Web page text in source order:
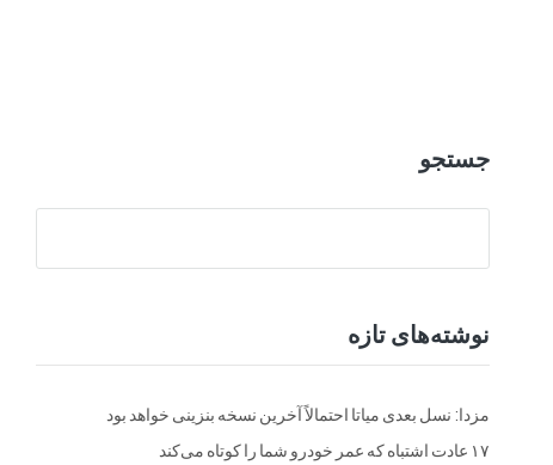
جستجو
نوشته‌های تازه
مزدا: نسل بعدی میاتا احتمالاً آخرین نسخه بنزینی خواهد بود
۱۷ عادت اشتباه که عمر خودرو شما را کوتاه می‌کند